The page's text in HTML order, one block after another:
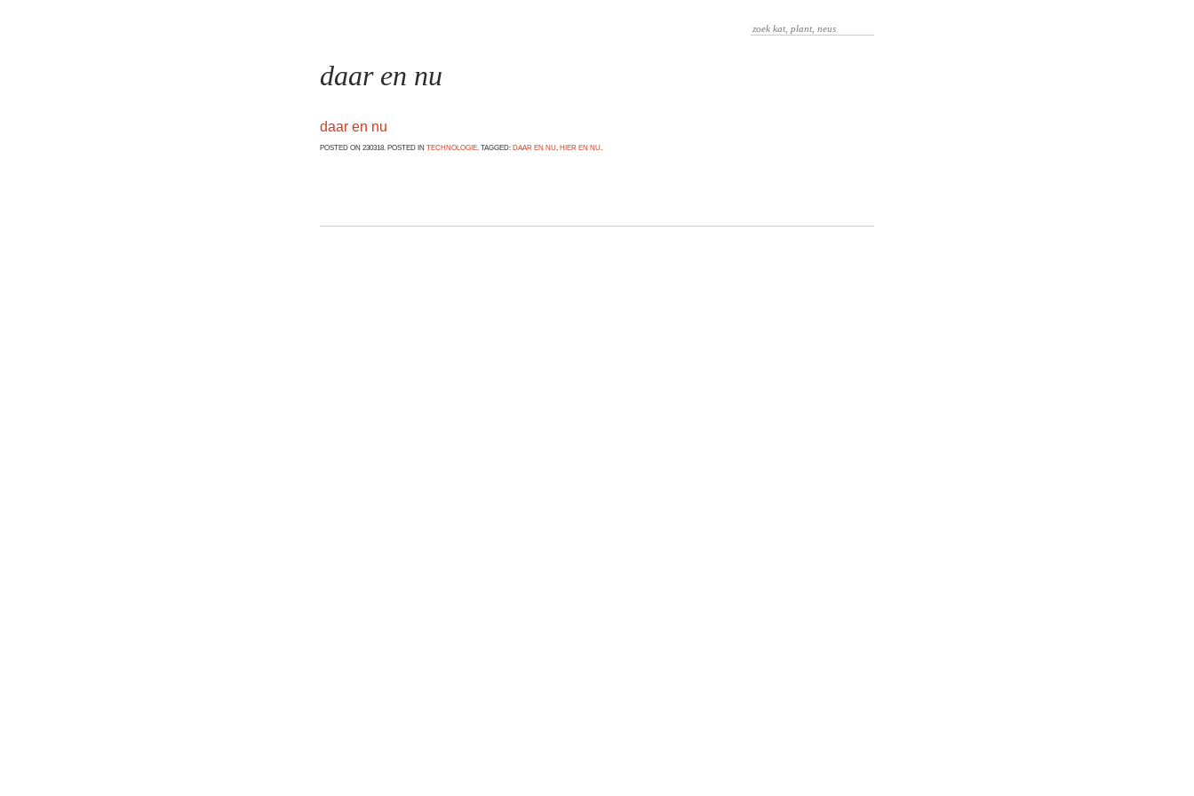
daar en nu
daar en nu
POSTED ON 230318. POSTED IN TECHNOLOGIE. TAGGED: DAAR EN NU, HIER EN NU.